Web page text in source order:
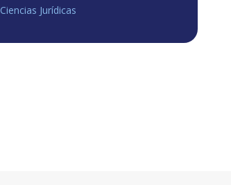
Ciencias Jurídicas